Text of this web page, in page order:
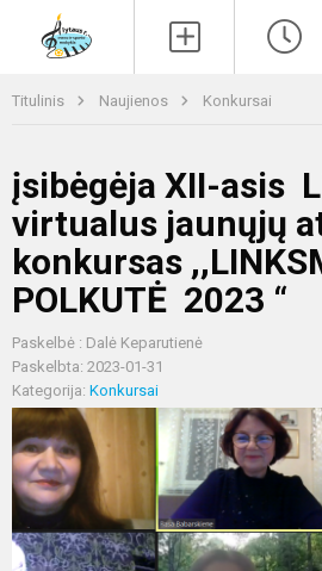
Titulinis Naujienos Konkursai
įsibėgėja XII-asis
virtualus jaunųjų
konkursas
POLKUTĖ 2023 “
Paskelbė : Dalė Keparutienė
Paskelbta: 2023-01-31
Kategorija: Konkursai